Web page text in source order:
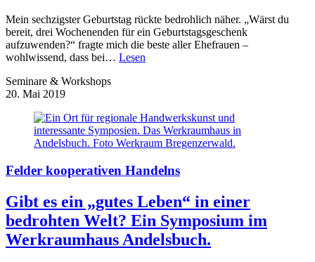
Mein sechzigster Geburtstag rückte bedrohlich näher. „Wärst du
bereit, drei Wochenenden für ein Geburtstagsgeschenk
aufzuwenden?“ fragte mich die beste aller Ehefrauen –
wohlwissend, dass bei… Lesen
Seminare & Workshops
20. Mai 2019
Felder kooperativen Handelns
Gibt es ein „gutes Leben“ in einer
bedrohten Welt? Ein Symposium im
Werkraumhaus Andelsbuch.